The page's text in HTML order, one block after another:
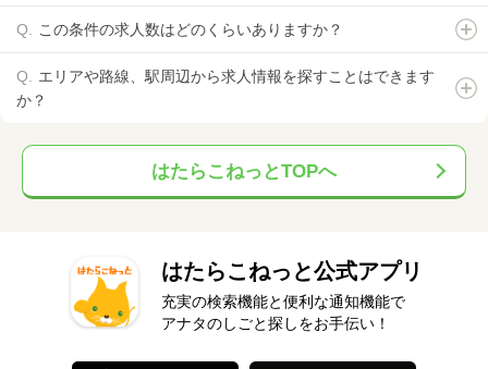
この条件の求人数はどのくらいありますか？
エリアや路線、駅周辺から求人情報を探すことはできます
か？
はたらこねっとTOPへ
はたらこねっと公式アプリ
充実の検索機能と便利な通知機能で
アナタのしごと探しをお手伝い！